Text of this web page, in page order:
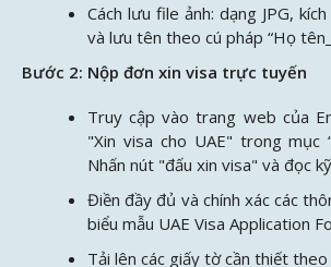
Cách lưu file ảnh: dạng JPG,
và lưu tên theo cú pháp “Họ
Bước 2: Nộp đơn xin visa trực tuyến
Truy cập vào trang web của
"Xin visa cho UAE" trong mục
Nhấn nút "đấu xin visa" và đọc
Điền đầy đủ và chính xác các
biểu mẫu UAE Visa Application
Tải lên các giấy tờ cần thiết